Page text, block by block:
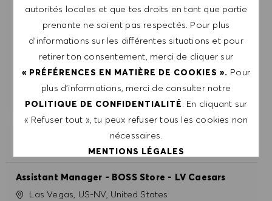
autorités locales et que tes droits en tant que partie
prenante ne soient pas respectés. Pour plus
d’informations sur les différentes situations et pour
retirer ton consentement, merci de cliquer sur
« PRÉFÉRENCES EN MATIÈRE DE COOKIES ». Pour
plus d’informations, merci de consulter notre
POLITIQUE DE CONFIDENTIALITÉ. En cliquant sur
« Refuser tout », tu peux refuser tous les cookies non
nécessaires.
MENTIONS LÉGALES
ACCEPTER TOUT
OBTIENS DES RECOMMANDATIONS
D'EMPLOI PERSONNALISÉES EN
FONCTION DE TES INTÉRÊTS.
DÉMARRER
POSTES SIMILAIRES
Assistant Manager - BOSS Store - LV Caesars
SiteLas Vegas, US-NV, United States